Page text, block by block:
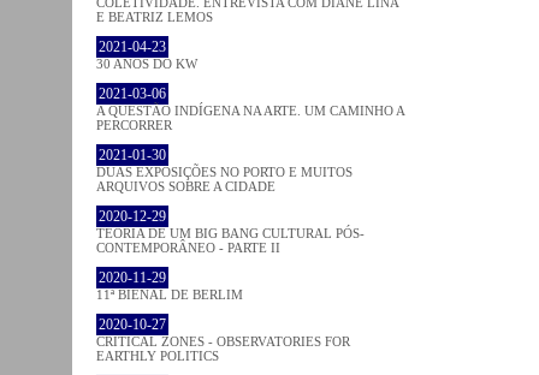
E BEATRIZ LEMOS
2021-04-23
30 ANOS DO KW
2021-03-06
A QUESTÃO INDÍGENA NA ARTE. UM CAMINHO A
PERCORRER
2021-01-30
DUAS EXPOSIÇÕES NO PORTO E MUITOS
ARQUIVOS SOBRE A CIDADE
2020-12-29
TEORIA DE UM BIG BANG CULTURAL PÓS-
CONTEMPORÂNEO - PARTE II
2020-11-29
11ª BIENAL DE BERLIM
2020-10-27
CRITICAL ZONES - OBSERVATORIES FOR
EARTHLY POLITICS